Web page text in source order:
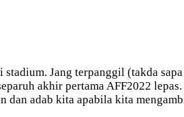
Jang terpanggil (takda
akhir pertama AFF2022
dan adab kita apabila kita